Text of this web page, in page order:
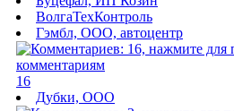
ВолгаТехКонтроль
Гэмбл, ООО, автоцентр
16
Дубки, ООО